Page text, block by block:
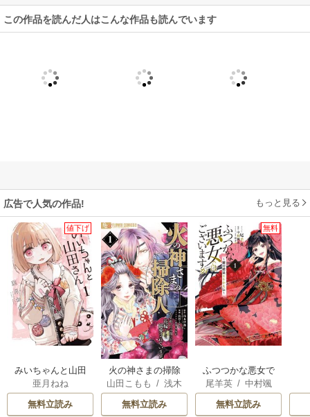
この作品を読んだ人はこんな作品も読んでいます
広告で人気の作品! もっと見る
値下げ
みいちゃんと山田
さん
亜月ねね
無料立読み
火の神さまの掃除
人ですが、いつの
間にか花嫁として
溺愛されています
山田こもも /浅木
伊都/SNC
無料立読み
無料
ふつつかな悪女で
はございますが ～
雛宮蝶鼠とりかえ
伝～
尾羊英/ 中村颯
希/ゆき哉
無料立読み